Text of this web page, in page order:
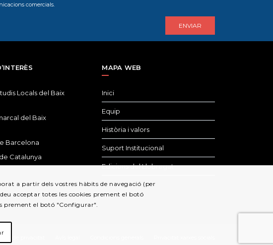
comercials.
Locals del Baix
del Baix
Barcelona
Catalunya
MAPA WEB
Inici
Equip
Història i valors
Suport Institucional
Edicions del Llobregat
de privacitat
a partir dels vostres hàbits de navegació (per
acceptar totes les cookies prement el botó
prement el botó "Configurar".